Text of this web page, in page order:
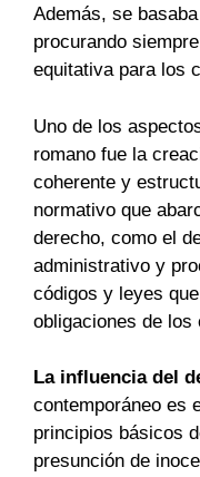
Además, se
procurando
equitativa para los
Uno de los
romano fue la
coherente y
normativo que
derecho, como el
administrativo y
códigos y leyes
obligaciones de los
La influencia del
contemporáneo es
principios básicos
presunción de